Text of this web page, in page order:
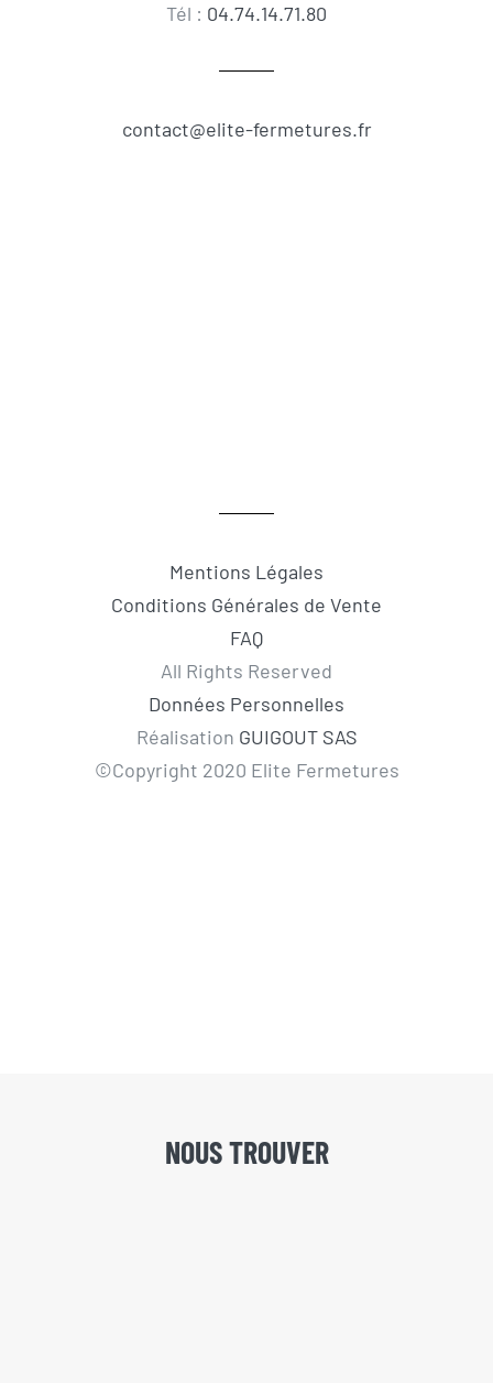
Tél : 04.74.14.71.80
contact@elite-fermetures.fr
Mentions Légales
Conditions Générales de Vente
FAQ
All Rights Reserved
Données Personnelles
Réalisation GUIGOUT SAS
©Copyright 2020 Elite Fermetures
NOUS TROUVER